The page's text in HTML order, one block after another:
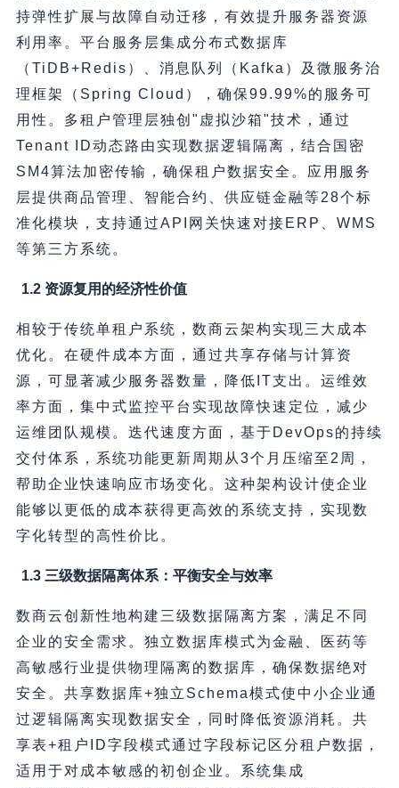
持弹性扩展与故障自动迁移，有效提升服务器资源
利用率。平台服务层集成分布式数据库
（TiDB+Redis）、消息队列（Kafka）及微服务治
理框架（Spring Cloud），确保99.99%的服务可
用性。多租户管理层独创"虚拟沙箱"技术，通过
Tenant ID动态路由实现数据逻辑隔离，结合国密
SM4算法加密传输，确保租户数据安全。应用服务
层提供商品管理、智能合约、供应链金融等28个标
准化模块，支持通过API网关快速对接ERP、WMS
等第三方系统。
1.2 资源复用的经济性价值
相较于传统单租户系统，数商云架构实现三大成本
优化。在硬件成本方面，通过共享存储与计算资
源，可显著减少服务器数量，降低IT支出。运维效
率方面，集中式监控平台实现故障快速定位，减少
运维团队规模。迭代速度方面，基于DevOps的持续
交付体系，系统功能更新周期从3个月压缩至2周，
帮助企业快速响应市场变化。这种架构设计使企业
能够以更低的成本获得更高效的系统支持，实现数
字化转型的高性价比。
1.3 三级数据隔离体系：平衡安全与效率
数商云创新性地构建三级数据隔离方案，满足不同
企业的安全需求。独立数据库模式为金融、医药等
高敏感行业提供物理隔离的数据库，确保数据绝对
安全。共享数据库+独立Schema模式使中小企业通
过逻辑隔离实现数据安全，同时降低资源消耗。共
享表+租户ID字段模式通过字段标记区分租户数据，
适用于对成本敏感的初创企业。系统集成